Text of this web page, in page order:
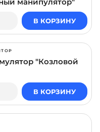
В КОРЗИНУ
"Козловой
В КОРЗИНУ